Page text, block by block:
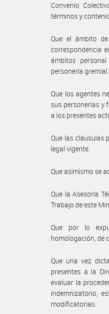
Convenio
términos y
Que el ámbito
correspondencia
ámbitos
personería gremial.
Que los agentes
sus personerías y
a los presentes
Que las cláusulas
legal vigente.
Que asimismo se
Que la Asesoría
Trabajo de este
Que por lo
homologación, de
Que una vez
presentes a la
evaluar la
indemnizatorio,
modificatorias.